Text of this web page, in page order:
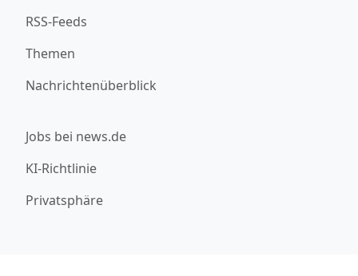
RSS-Feeds
Themen
Nachrichtenüberblick
Jobs bei news.de
KI-Richtlinie
Privatsphäre